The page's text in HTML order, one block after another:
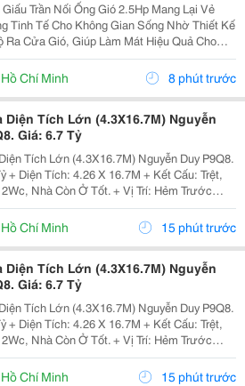
Trần Nối Ống Gió 2.5Hp Mang Lại Vẻ
Tinh Tế Cho Không Gian Sống Nhờ Thiết Kế
Ra Cửa Gió, Giúp Làm Mát Hiệu Quả Cho
Diện Tích Lớn (Khoảng 30-40M&Sup2;) Như
Nhà Hàng, Với Các Thương Hiệu Nổi...
Hồ Chí Minh 8 phút trước
Diện Tích Lớn (4.3X16.7M) Nguyễn
Giá: 6.7 Tỷ
Tích Lớn (4.3X16.7M) Nguyễn Duy P9Q8.
+ Diện Tích: 4.26 X 16.7M + Kết Cấu: Trệt,
Nhà Còn Ở Tốt. + Vị Trí: Hẻm Trước
Mặt Tiền Vài Bước Chân, 5 Phút Qua
+ Ưu Điểm: Khu Dân Cư Hiện...
Hồ Chí Minh 15 phút trước
Diện Tích Lớn (4.3X16.7M) Nguyễn
Giá: 6.7 Tỷ
Tích Lớn (4.3X16.7M) Nguyễn Duy P9Q8.
+ Diện Tích: 4.26 X 16.7M + Kết Cấu: Trệt,
Nhà Còn Ở Tốt. + Vị Trí: Hẻm Trước
Mặt Tiền Vài Bước Chân, 5 Phút Qua
+ Ưu Điểm: Khu Dân Cư Hiện...
Hồ Chí Minh 15 phút trước